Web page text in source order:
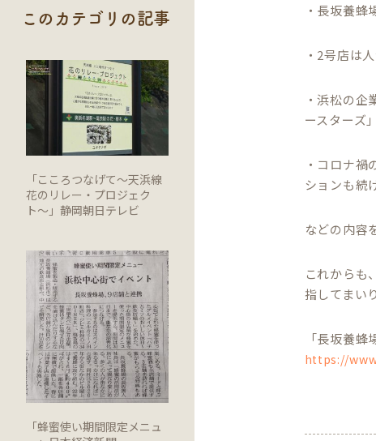
このカテゴリの記事
「こころつなげて〜天浜線
花のリレー・プロジェク
ト〜」静岡朝日テレビ
「蜂蜜使い期間限定メニュ
・長坂養
・2号店は
・浜松の
ースターズ
・コロナ
ションも続
などの内容
これからも
指してまい
「長坂養
https://